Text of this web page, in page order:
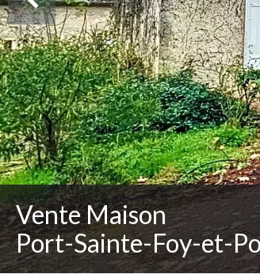
Vente Maison
Port-Sainte-Foy-et-